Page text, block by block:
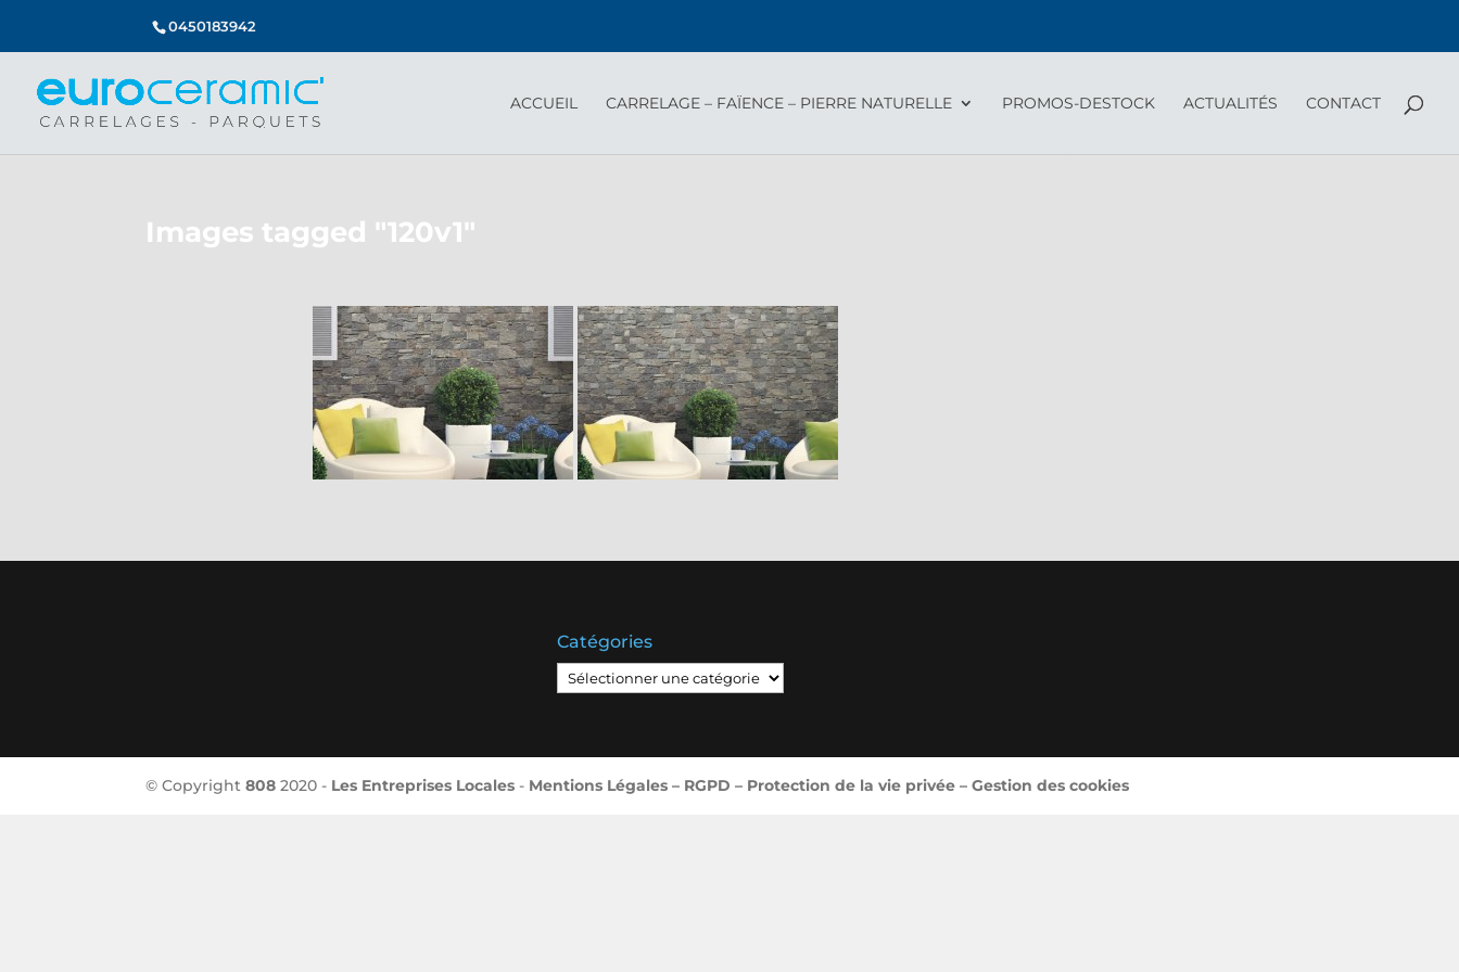
0450183942
ACCUEIL CARRELAGE – FAÏENCE – PIERRE NATURELLE PROMOS-DESTOCK ACTUALITÉS CONTACT
Images tagged "120v1"
Catégories
Catégories
© Copyright808 2020 - Les Entreprises Locales - Mentions Légales – RGPD – Protection de la vie privée – Gestion des cookies